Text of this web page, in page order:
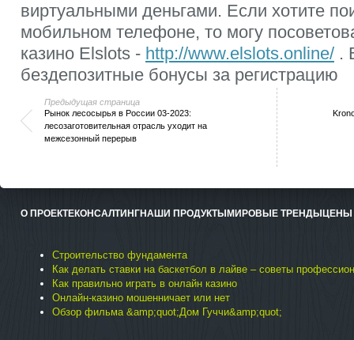
виртуальными деньгами. Если хотите
мобильном телефоне, то могу
казино Elslots - http://www.elslots.online/ .
бездепозитные бонусы за регистрацию
Предыдущая страница
Рынок лесосырья в России 03-2023:
лесозаготовительная отрасль уходит на
межсезонный перерыв
О ПРОЕКТЕКОНСАЛТИНГНАШИ ПРОДУКТЫ МИРОВЫЕ ТРЕНДЫ ЦЕНЫ
Строительство фундамента
Как делать ставки на баскетбол в лайве – советы
Как правильно играть в онлайн казино
Онлайн-казино мошенничает или нет
Обзор фильма &amp;quot;Дом Гуччи&amp;quot;